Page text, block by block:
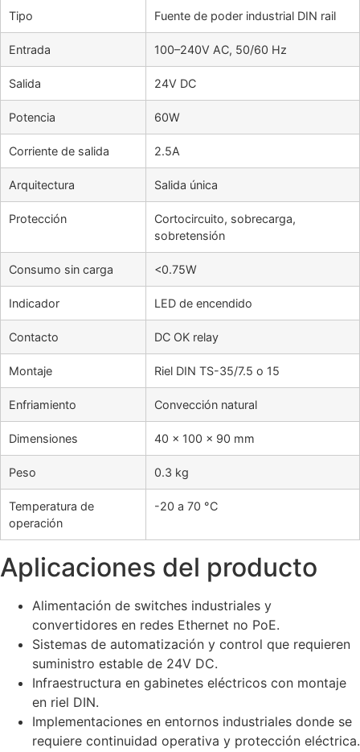
Tipo Fuente de poder industrial DIN rail
Entrada 100–240V AC, 50/60 Hz
Salida 24V DC
Potencia 60W
Corriente de salida 2.5A
Arquitectura Salida única
Protección
Cortocircuito, sobrecarga,
sobretensión
Consumo sin carga <0.75W
Indicador LED de encendido
Contacto DC OK relay
Montaje Riel DIN TS-35/7.5 o 15
Enfriamiento Convección natural
Dimensiones 40 × 100 × 90 mm
Peso 0.3 kg
Temperatura de
operación
-20 a 70 °C
Aplicaciones del producto
Alimentación de switches industriales y
convertidores en redes Ethernet no PoE.
Sistemas de automatización y control que requieren
suministro estable de 24V DC.
Infraestructura en gabinetes eléctricos con montaje
en riel DIN.
Implementaciones en entornos industriales donde se
requiere continuidad operativa y protección eléctrica.